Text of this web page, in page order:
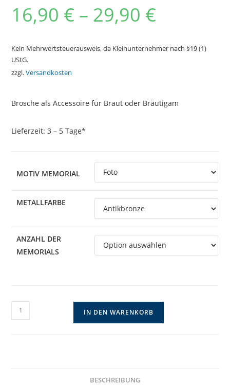
16,90 € – 29,90 €
Kein Mehrwertsteuerausweis, da Kleinunternehmer nach §19 (1)
UStG.
zzgl.Versandkosten
Brosche als Accessoire für Braut oder Bräutigam
Lieferzeit:3 – 5 Tage*
MOTIV MEMORIAL
METALLFARBE
ANZAHL DER
MEMORIALS
Vintage
Memorial
IN DEN WARENKORB
BESCHREIBUNG